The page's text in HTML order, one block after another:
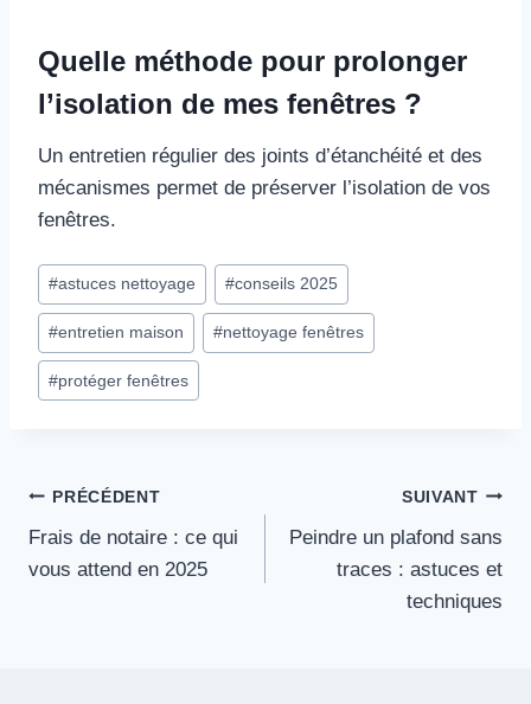
Quelle méthode pour prolonger
l’isolation de mes fenêtres ?
Un entretien régulier des joints d’étanchéité et des
mécanismes permet de préserver l’isolation de vos
fenêtres.
Étiquettes
de
la
publication :
#astuces nettoyage #conseils 2025
#entretien maison #nettoyage fenêtres
#protéger fenêtres
Navigation
de
PRÉCÉDENT
Frais de notaire : ce qui
vous attend en 2025
SUIVANT
Peindre un plafond sans
traces : astuces et
techniques